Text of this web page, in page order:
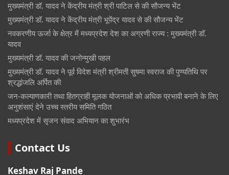
मुख्यमंत्री डॉ. यादव ने केंद्रीय मंत्री श्री पाटिल से की सौजन्य भेंट
मुख्यमंत्री डॉ. यादव ने केंद्रीय मंत्री भूपेंद्र यादव से की सौजन्य भेंट
नवकरणीय ऊर्जा के क्षेत्र में मध्यप्रदेश देश का अग्रणी राज्य : मुख्यमंत्री डॉ.
यादव
मुख्यमंत्री डॉ. यादव की जनोन्मुखी पहल
मुख्यमंत्री डॉ. यादव ने पूर्व विदेश मंत्री श्रीमती सुषमा स्वराज की पुण्यतिथि पर
श्रद्धांजलि अर्पित की
जन-कल्याणकारी तथा हितग्राही मूलक योजनाओं को अधिक प्रभावी बनाने के लिए
अनुशंसाएं देने उच्च स्तरीय समिति गठित
मध्यप्रदेश में सृजन संवाद अभियान का शुभारंभ
Contact Us
Keshav Raj Pande